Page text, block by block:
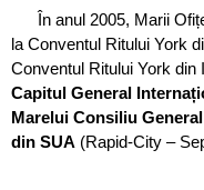
În anul 2005, Marii
la Conventul Ritului York
Conventul Ritului York din
Capitul General
Marelui Consiliu
din SUA (Rapid-City –